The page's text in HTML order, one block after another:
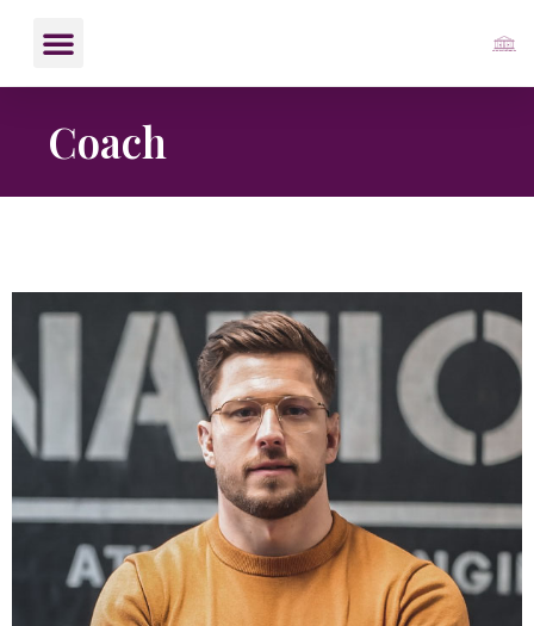
Coach